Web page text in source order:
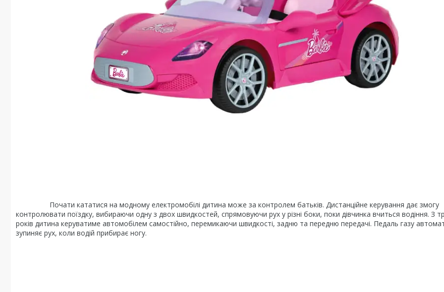
Почати кататися на модному електромобілі дитина може за контролем батьків. Дистанційне керування дає змогу
контролювати поїздку, вибираючи одну з двох швидкостей, спрямовуючи рух у різні боки, поки дівчинка вчиться водіння. З
років дитина керуватиме автомобілем самостійно, перемикаючи швидкості, задню та передню передачі. Педаль газу
зупиняє рух, коли водій прибирає ногу.